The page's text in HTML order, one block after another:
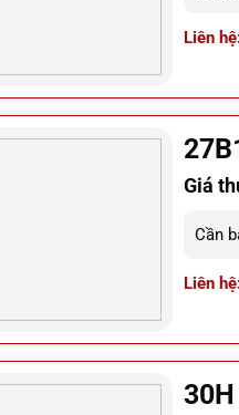
Liên
Giá
Cần
Liên